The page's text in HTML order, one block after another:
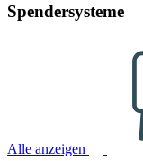
Spendersysteme
Alle anzeigen